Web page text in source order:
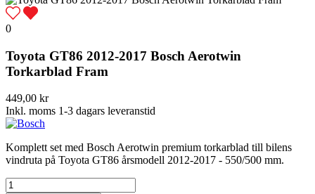
0
Toyota GT86 2012-2017 Bosch Aerotwin
Torkarblad Fram
449,00 kr
Inkl. moms 1-3 dagars leveranstid
Komplett set med Bosch Aerotwin premium torkarblad till bilens
vindruta på Toyota GT86 årsmodell 2012-2017 - 550/500 mm.